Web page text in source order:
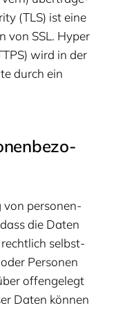
(TLS) ist eine
von SSL . Hyper
) wird in der
durch ein
von per­so­nen­
die Daten
recht­lich selbst­
Per­so­nen
offen­ge­legt
Daten kön­nen